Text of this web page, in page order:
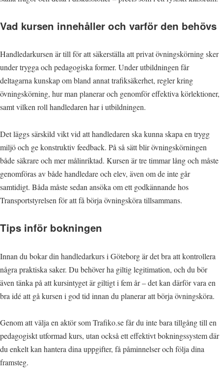
Vad kursen innehåller och varför den behövs
Handledarkursen är till för att säkerställa att privat övningskörning sker
under trygga och pedagogiska former. Under utbildningen får
deltagarna kunskap om bland annat trafiksäkerhet, regler kring
övningskörning, hur man planerar och genomför effektiva körlektioner,
samt vilken roll handledaren har i utbildningen.
Det läggs särskild vikt vid att handledaren ska kunna skapa en trygg
miljö och ge konstruktiv feedback. På så sätt blir övningskörningen
både säkrare och mer målinriktad. Kursen är tre timmar lång och måste
genomföras av både handledare och elev, även om de inte går
samtidigt. Båda måste sedan ansöka om ett godkännande hos
Transportstyrelsen för att få börja övningsköra tillsammans.
Tips inför bokningen
Innan du bokar din handledarkurs i Göteborg är det bra att kontrollera
några praktiska saker. Du behöver ha giltig legitimation, och du bör
även tänka på att kursintyget är giltigt i fem år – det kan därför vara en
bra idé att gå kursen i god tid innan du planerar att börja övningsköra.
Genom att välja en aktör som Trafiko.se får du inte bara tillgång till en
pedagogiskt utformad kurs, utan också ett effektivt bokningssystem där
du enkelt kan hantera dina uppgifter, få påminnelser och följa dina
framsteg.